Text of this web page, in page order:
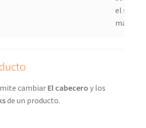
el stock
máximo.
cambiar El cabecero y los
de un producto.